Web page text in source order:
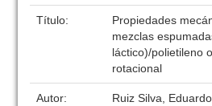
Título:
Propiedades
mezclas
láctico)/polietileno
rotacional
Autor: Ruiz Silva, Eduardo